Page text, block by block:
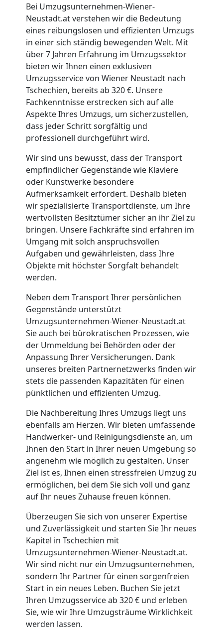
Bei Umzugsunternehmen-Wiener-
Neustadt.at verstehen wir die Bedeutung
eines reibungslosen und effizienten Umzugs
in einer sich ständig bewegenden Welt. Mit
über 7 Jahren Erfahrung im Umzugssektor
bieten wir Ihnen einen exklusiven
Umzugsservice von Wiener Neustadt nach
Tschechien, bereits ab 320 €. Unsere
Fachkenntnisse erstrecken sich auf alle
Aspekte Ihres Umzugs, um sicherzustellen,
dass jeder Schritt sorgfältig und
professionell durchgeführt wird.
Wir sind uns bewusst, dass der Transport
empfindlicher Gegenstände wie Klaviere
oder Kunstwerke besondere
Aufmerksamkeit erfordert. Deshalb bieten
wir spezialisierte Transportdienste, um Ihre
wertvollsten Besitztümer sicher an ihr Ziel zu
bringen. Unsere Fachkräfte sind erfahren im
Umgang mit solch anspruchsvollen
Aufgaben und gewährleisten, dass Ihre
Objekte mit höchster Sorgfalt behandelt
werden.
Neben dem Transport Ihrer persönlichen
Gegenstände unterstützt
Umzugsunternehmen-Wiener-Neustadt.at
Sie auch bei bürokratischen Prozessen, wie
der Ummeldung bei Behörden oder der
Anpassung Ihrer Versicherungen. Dank
unseres breiten Partnernetzwerks finden wir
stets die passenden Kapazitäten für einen
pünktlichen und effizienten Umzug.
Die Nachbereitung Ihres Umzugs liegt uns
ebenfalls am Herzen. Wir bieten umfassende
Handwerker- und Reinigungsdienste an, um
Ihnen den Start in Ihrer neuen Umgebung so
angenehm wie möglich zu gestalten. Unser
Ziel ist es, Ihnen einen stressfreien Umzug zu
ermöglichen, bei dem Sie sich voll und ganz
auf Ihr neues Zuhause freuen können.
Überzeugen Sie sich von unserer Expertise
und Zuverlässigkeit und starten Sie Ihr neues
Kapitel in Tschechien mit
Umzugsunternehmen-Wiener-Neustadt.at.
Wir sind nicht nur ein Umzugsunternehmen,
sondern Ihr Partner für einen sorgenfreien
Start in ein neues Leben. Buchen Sie jetzt
Ihren Umzugsservice ab 320 € und erleben
Sie, wie wir Ihre Umzugsträume Wirklichkeit
werden lassen.
Umzugshelfer
Wiener
Neustadt
Möbeltaxi
Wiener
Neustadt
Kleintransport
Wiener
Neustadt
Möbelmontage
Wiener
Neustadt
Möbeltransport
Wiener